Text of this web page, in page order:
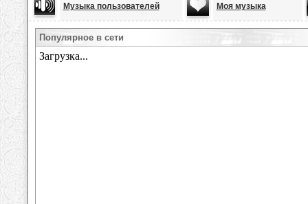
Музыка пользователей Моя музыка
Популярное в сети